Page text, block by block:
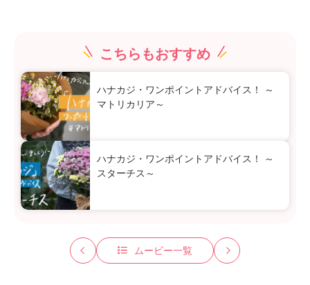
こちらもおすすめ
ハナカジ・ワンポイントアドバイス！ ～
マトリカリア～
ハナカジ・ワンポイントアドバイス！ ～
スターチス～
ムービー一覧